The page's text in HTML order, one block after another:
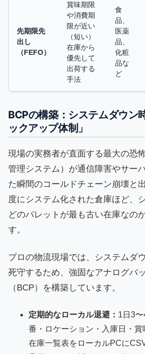
先期限先
出し
（FEFO）
賞味期限
や消費期
限が近い
（短い）
在庫から
優先して
出荷する
手法
食
品、
医薬
品、
化粧
品な
ど
BCPの構築：システムダウン
ックアップ体制」
現場の実務者が直面する最大の恐
管理システム）が通信障害やサー
た瞬間のコールドチェーン崩壊と
度にシステム化された倉庫ほど、
どのパレットが最も古い在庫なの
す。
プロの物流現場では、システムダ
死守するため、強固なアナログバ
（BCP）を構築しています。
定期的なローカル退避： 1日3
番・ロケーション・入庫日・賞
在庫一覧表をローカルPCに